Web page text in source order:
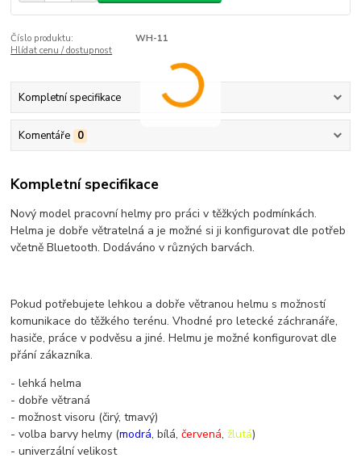
Číslo produktu:
WH-11
Hlídat cenu / dostupnost
Kompletní specifikace
Komentáře 0
Kompletní specifikace
Nový model pracovní helmy pro práci v těžkých podmínkách.
Helma je dobře větratelná a je možné si ji konfigurovat dle potřeb
včetně Bluetooth. Dodáváno v různých barvách.
Pokud potřebujete lehkou a dobře větranou helmu s možností
komunikace do těžkého terénu. Vhodné pro letecké záchranáře,
hasiče, práce v podvěsu a jiné. Helmu je možné konfigurovat dle
přání zákazníka.
- lehká helma
- dobře větraná
- možnost visoru (čirý, tmavý)
- volba barvy helmy (modrá, bílá,červená,žlutá)
- univerzální velikost